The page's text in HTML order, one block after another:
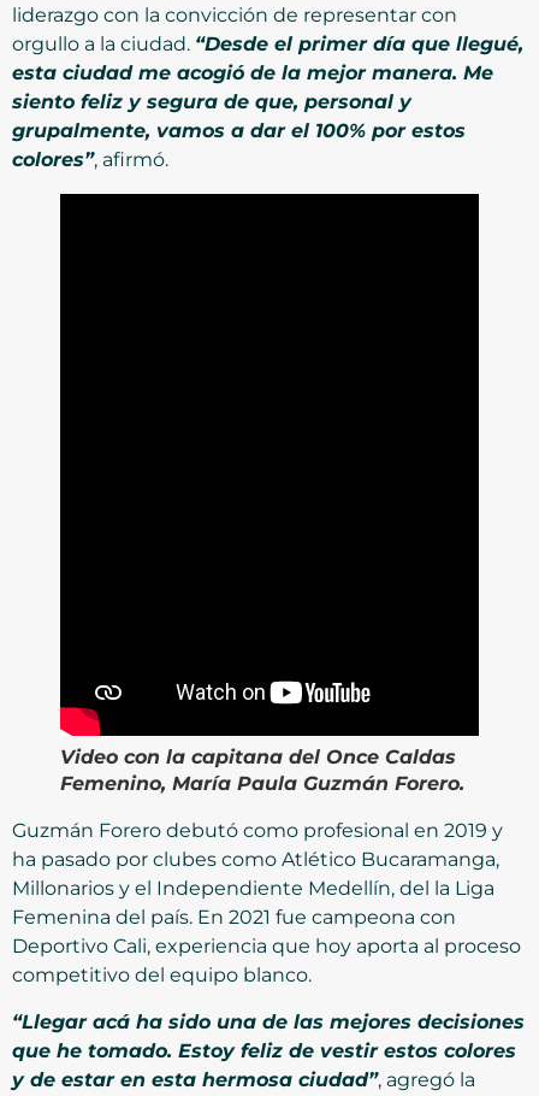
liderazgo con la convicción de representar con
orgullo a la ciudad. “Desde el primer día que llegué,
esta ciudad me acogió de la mejor manera. Me
siento feliz y segura de que, personal y
grupalmente, vamos a dar el 100% por estos
colores”, afirmó.
Video con la capitana del Once Caldas
Femenino, María Paula Guzmán Forero.
Guzmán Forero debutó como profesional en 2019 y
ha pasado por clubes como Atlético Bucaramanga,
Millonarios y el Independiente Medellín, del la Liga
Femenina del país. En 2021 fue campeona con
Deportivo Cali, experiencia que hoy aporta al proceso
competitivo del equipo blanco.
“Llegar acá ha sido una de las mejores decisiones
que he tomado. Estoy feliz de vestir estos colores
y de estar en esta hermosa ciudad”, agregó la